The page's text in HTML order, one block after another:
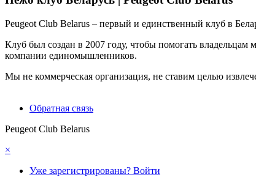
Peugeot Club Belarus – первый и единственный клуб в
Клуб был создан в 2007 году, чтобы помогать владельцам
компании единомышленников.
Мы не коммерческая организация, не ставим целью
Обратная связь
Peugeot Club Belarus
×
Уже зарегистрированы? Войти